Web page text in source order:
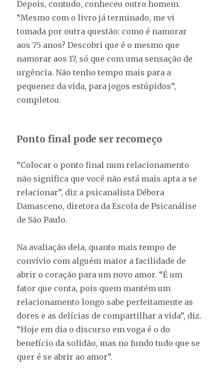
Depois, contudo, conheceu outro homem.
“Mesmo com o livro já terminado, me vi
tomada por outra questão: como é namorar
aos 75 anos? Descobri que é o mesmo que
namorar aos 17, só que com uma sensação de
urgência. Não tenho tempo mais para a
pequenez da vida, para jogos estúpidos”,
completou.
Ponto final pode ser recomeço
“Colocar o ponto final num relacionamento
não significa que você não está mais apta a se
relacionar”, diz a psicanalista Débora
Damasceno, diretora da Escola de Psicanálise
de São Paulo.
Na avaliação dela, quanto mais tempo de
convívio com alguém maior a facilidade de
abrir o coração para um novo amor. “É um
fator que conta, pois quem mantém um
relacionamento longo sabe perfeitamente as
dores e as delícias de compartilhar a vida”, diz.
“Hoje em dia o discurso em voga é o do
benefício da solidão, mas no fundo tudo que se
quer é se abrir ao amor”.